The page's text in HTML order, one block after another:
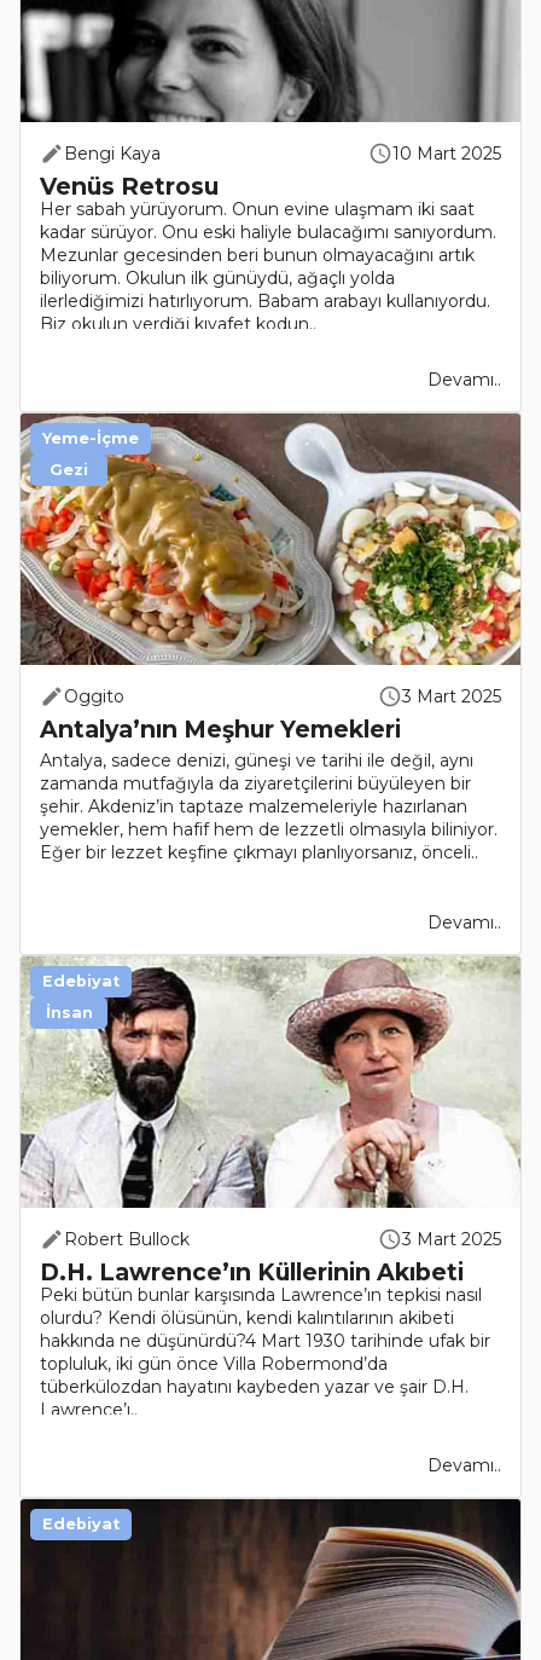
Bengi Kaya 10 Mart 2025
Venüs Retrosu
Her sabah yürüyorum. Onun evine ulaşmam iki saat
kadar sürüyor. Onu eski haliyle bulacağımı sanıyordum.
Mezunlar gecesinden beri bunun olmayacağını artık
biliyorum. Okulun ilk günüydü, ağaçlı yolda
ilerlediğimizi hatırlıyorum. Babam arabayı kullanıyordu.
Biz okulun verdiği kıyafet kodun..
Devamı..
Oggito 3 Mart 2025
Antalya’nın Meşhur Yemekleri
Antalya, sadece denizi, güneşi ve tarihi ile değil, aynı
zamanda mutfağıyla da ziyaretçilerini büyüleyen bir
şehir. Akdeniz’in taptaze malzemeleriyle hazırlanan
yemekler, hem hafif hem de lezzetli olmasıyla biliniyor.
Eğer bir lezzet keşfine çıkmayı planlıyorsanız, önceli..
Devamı..
Yeme-İçme
Gezi
Robert Bullock 3 Mart 2025
D.H. Lawrence’ın Küllerinin Akıbeti
Peki bütün bunlar karşısında Lawrence’ın tepkisi nasıl
olurdu? Kendi ölüsünün, kendi kalıntılarının akibeti
hakkında ne düşünürdü?4 Mart 1930 tarihinde ufak bir
topluluk, iki gün önce Villa Robermond’da
tüberkülozdan hayatını kaybeden yazar ve şair D.H.
Lawrence’ı..
Devamı..
Edebiyat
İnsan
Edebiyat